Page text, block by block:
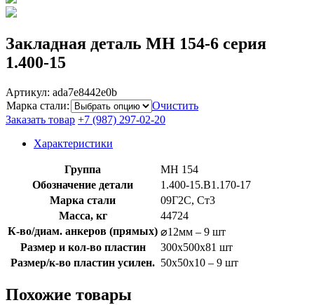
Закладная деталь МН 154-6 серия
1.400-15
Артикул: ada7e8442e0b
Марка стали:
Очистить
Заказать товар +7 (987) 297-02-20
Характеристики
Группа
МН 154
Обозначение детали
1.400-15.B1.170-17
Марка стали
09Г2С, Ст3
Масса, кг
44724
К-во/диам. анкеров (прямых) ⌀12мм – 9 шт
Размер и кол-во пластин
300x500x81 шт
Размер/к-во пластин усилен. 50х50х10 – 9 шт
Похожие товары